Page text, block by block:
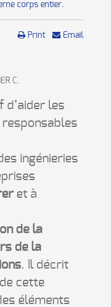
corps entier.
Print Email
C.
d’aider les
ingénieries
et à
de la
de la
. Il décrit
cette
éléments